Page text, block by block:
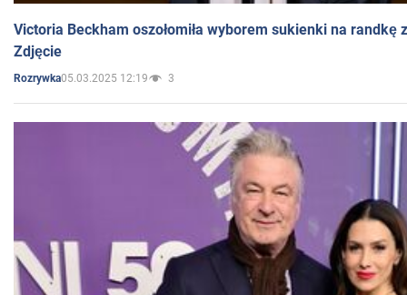
Victoria Beckham oszołomiła wyborem sukienki na randkę
Zdjęcie
Rozrywka05.03.2025 12:19 3